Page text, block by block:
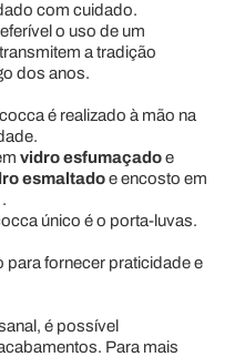
com cuidado.
o uso de um
a tradição
dos anos.
é realizado à mão na
vidro esfumaçadoe
esmaltadoe encosto em
único é o porta-luvas.
para fornecer praticidade e
é possível
Para mais